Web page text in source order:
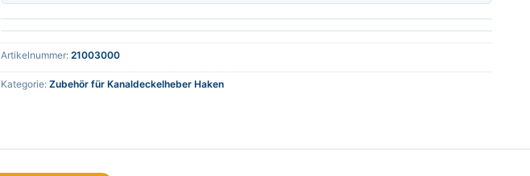
Artikelnummer: 21003000
Kategorie: Zubehör für Kanaldeckelheber Haken